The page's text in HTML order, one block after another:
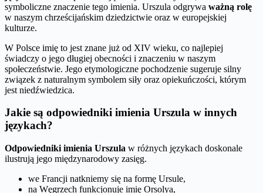
symboliczne znaczenie tego imienia. Urszula odgrywa ważną rolę
w naszym chrześcijańskim dziedzictwie oraz w europejskiej
kulturze.
W Polsce imię to jest znane już od XIV wieku, co najlepiej
świadczy o jego długiej obecności i znaczeniu w naszym
społeczeństwie. Jego etymologiczne pochodzenie sugeruje silny
związek z naturalnym symbolem siły oraz opiekuńczości, którym
jest niedźwiedzica.
Jakie są odpowiedniki imienia Urszula w innych
językach?
Odpowiedniki imienia Urszula w różnych językach doskonale
ilustrują jego międzynarodowy zasięg.
we Francji natkniemy się na formę Ursule,
na Węgrzech funkcjonuje imię Orsolya,